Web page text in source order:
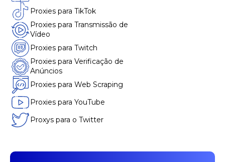
Proxies para TikTok
Proxies para Transmissão de
Vídeo
Proxies para Twitch
Proxies para Verificação de
Anúncios
Proxies para Web Scraping
Proxies para YouTube
Proxys para o Twitter